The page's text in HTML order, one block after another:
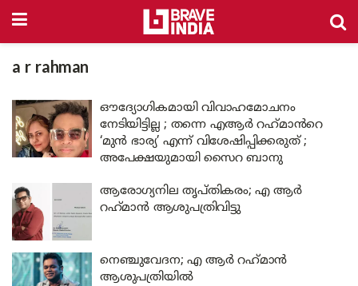
a r rahman
ഔദ്യോഗികമായി വിവാഹമോചനം
നേടിയിട്ടില്ല ; തന്നെ എആർ റഹ്‌മാൻറെ
‘മുൻ ഭാര്യ’ എന്ന് വിശേഷിപ്പിക്കരുത് ;
അപേക്ഷയുമായി സൈറ ബാനു
ആരോഗ്യനില തൃപ്തികരം; എ ആർ
റഹ്‌മാൻ ആശുപത്രിവിട്ടു
നെഞ്ചുവേദന; എ ആർ റഹ്‌മാൻ
ആശുപത്രിയിൽ